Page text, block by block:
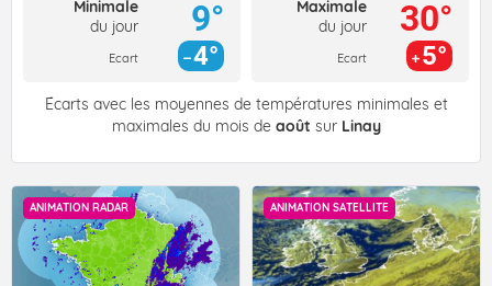
Minimale
du jour
Ecart
9°
4°
Maximale
du jour
Ecart
30°
5°
Écarts avec les moyennes de températures minimales et
maximales du mois de août sur Linay
ANIMATION RADAR ANIMATION SATELLITE